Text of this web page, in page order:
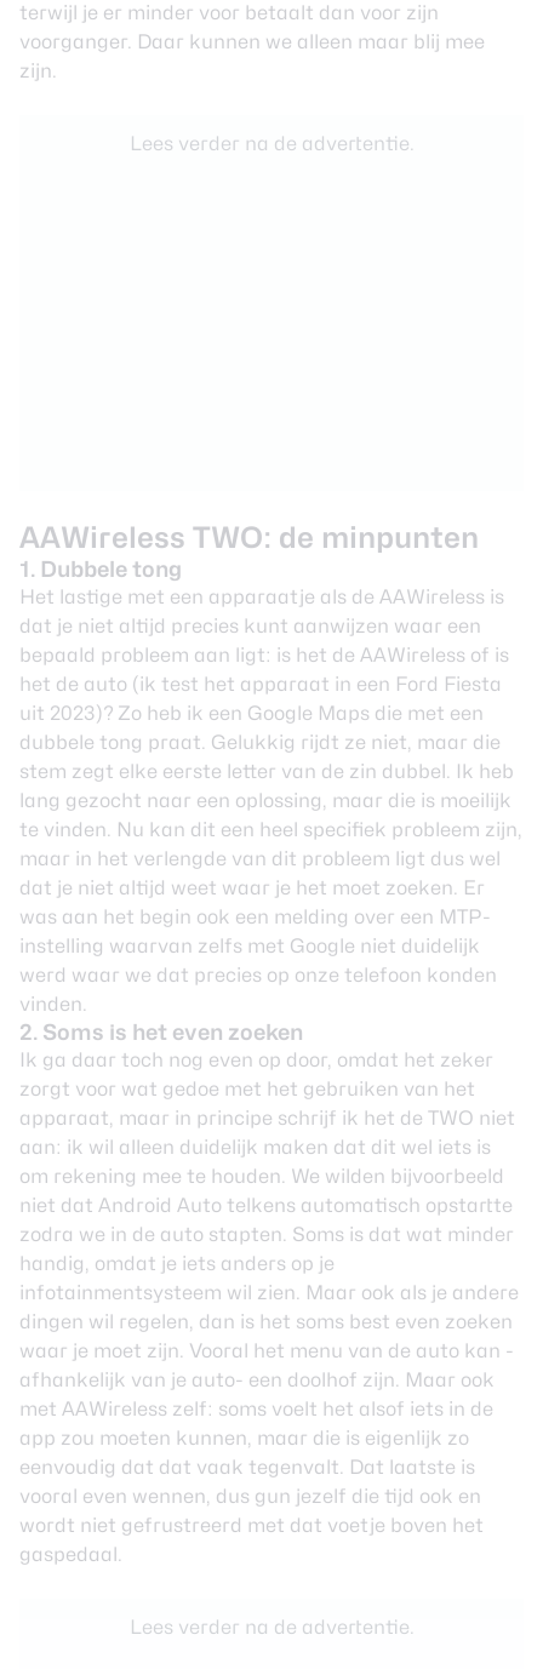
terwijl je er minder voor betaalt dan voor zijn
voorganger. Daar kunnen we alleen maar blij mee
zijn.
Lees verder na de advertentie.
AAWireless TWO: de minpunten
1. Dubbele tong
Het lastige met een apparaatje als de AAWireless is
dat je niet altijd precies kunt aanwijzen waar een
bepaald probleem aan ligt: is het de AAWireless of is
het de auto (ik test het apparaat in een Ford Fiesta
uit 2023)? Zo heb ik een Google Maps die met een
dubbele tong praat. Gelukkig rijdt ze niet, maar die
stem zegt elke eerste letter van de zin dubbel. Ik heb
lang gezocht naar een oplossing, maar die is moeilijk
te vinden. Nu kan dit een heel specifiek probleem zijn,
maar in het verlengde van dit probleem ligt dus wel
dat je niet altijd weet waar je het moet zoeken. Er
was aan het begin ook een melding over een MTP-
instelling waarvan zelfs met Google niet duidelijk
werd waar we dat precies op onze telefoon konden
vinden.
2. Soms is het even zoeken
Ik ga daar toch nog even op door, omdat het zeker
zorgt voor wat gedoe met het gebruiken van het
apparaat, maar in principe schrijf ik het de TWO niet
aan: ik wil alleen duidelijk maken dat dit wel iets is
om rekening mee te houden. We wilden bijvoorbeeld
niet dat Android Auto telkens automatisch opstartte
zodra we in de auto stapten. Soms is dat wat minder
handig, omdat je iets anders op je
infotainmentsysteem wil zien. Maar ook als je andere
dingen wil regelen, dan is het soms best even zoeken
waar je moet zijn. Vooral het menu van de auto kan -
afhankelijk van je auto- een doolhof zijn. Maar ook
met AAWireless zelf: soms voelt het alsof iets in de
app zou moeten kunnen, maar die is eigenlijk zo
eenvoudig dat dat vaak tegenvalt. Dat laatste is
vooral even wennen, dus gun jezelf die tijd ook en
wordt niet gefrustreerd met dat voetje boven het
gaspedaal.
Lees verder na de advertentie.